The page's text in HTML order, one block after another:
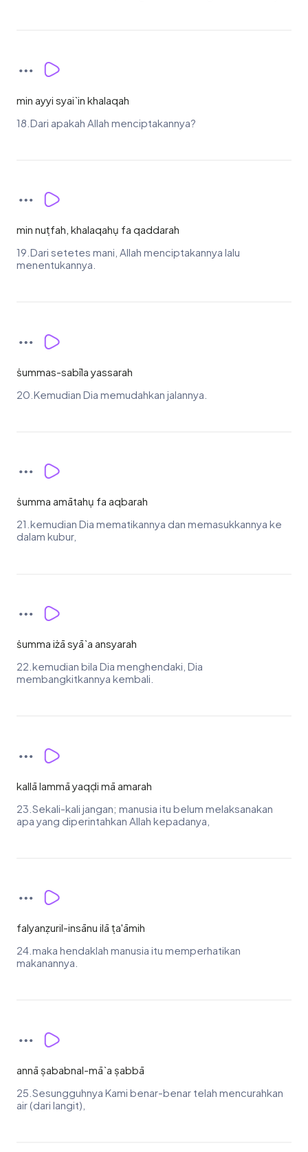
min ayyi syai`in khalaqah
18.Dari apakah Allah menciptakannya?
min nuṭfah, khalaqahụ fa qaddarah
19.Dari setetes mani, Allah menciptakannya lalu
menentukannya.
ṡummas-sabīla yassarah
20.Kemudian Dia memudahkan jalannya.
ṡumma amātahụ fa aqbarah
21.kemudian Dia mematikannya dan memasukkannya ke
dalam kubur,
ṡumma iżā syā`a ansyarah
22.kemudian bila Dia menghendaki, Dia
membangkitkannya kembali.
kallā lammā yaqḍi mā amarah
23.Sekali-kali jangan; manusia itu belum melaksanakan
apa yang diperintahkan Allah kepadanya,
falyanẓuril-insānu ilā ṭa'āmih
24.maka hendaklah manusia itu memperhatikan
makanannya.
annā ṣababnal-mā`a ṣabbā
25.Sesungguhnya Kami benar-benar telah mencurahkan
air (dari langit),